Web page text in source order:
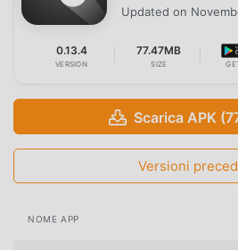
Updated on
0.13.4
VERSION
77.47MB
SIZE
Scarica APK
Versioni
NOME APP